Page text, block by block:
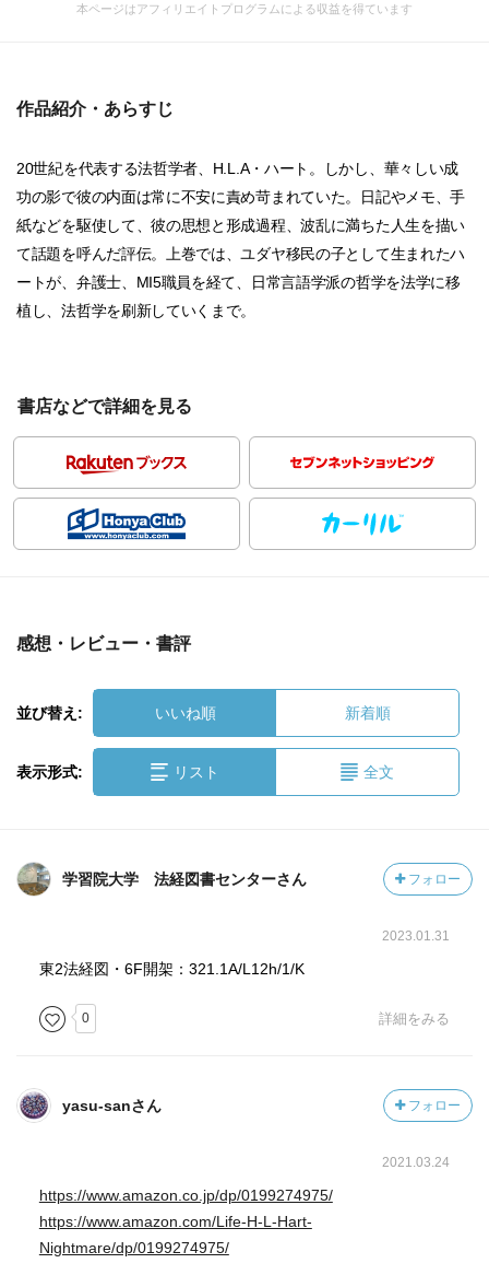
本ページはアフィリエイトプログラムによる収益を得ています
作品紹介・あらすじ
20世紀を代表する法哲学者、H.L.A・ハート。しかし、華々しい成
功の影で彼の内面は常に不安に責め苛まれていた。日記やメモ、手
紙などを駆使して、彼の思想と形成過程、波乱に満ちた人生を描い
て話題を呼んだ評伝。上巻では、ユダヤ移民の子として生まれたハ
ートが、弁護士、MI5職員を経て、日常言語学派の哲学を法学に移
植し、法哲学を刷新していくまで。
書店などで詳細を見る
感想・レビュー・書評
並び替え: いいね順 新着順
表示形式: リスト 全文
学習院大学 法経図書センターさん フォロー
2023.01.31
東2法経図・6F開架：321.1A/L12h/1/K
0 詳細をみる
yasu-sanさん フォロー
2021.03.24
https://www.amazon.co.jp/dp/0199274975/
https://www.amazon.com/Life-H-L-Hart-
Nightmare/dp/0199274975/